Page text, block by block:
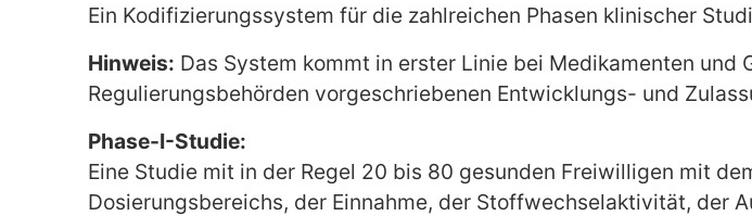
Ein Kodifizierungssystem für die zahlreichen Phasen klinischer
Hinweis: Das System kommt in erster Linie bei Medikamenten und
Regulierungsbehörden vorgeschriebenen Entwicklungs- und
Phase-I-Studie:
Eine Studie mit in der Regel 20 bis 80 gesunden Freiwilligen mit
Dosierungsbereichs, der Einnahme, der Stoffwechselaktivität, der